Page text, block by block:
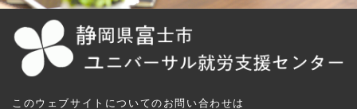
このウェブサイトについてのお問い合わせは